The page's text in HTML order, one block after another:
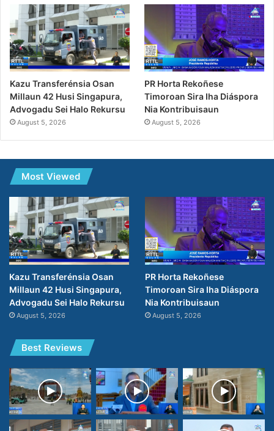
Kazu Transferénsia Osan
Millaun 42 Husi Singapura,
Advogadu Sei Halo Rekursu
August 5, 2026
PR Horta Rekoñese
Timoroan Sira Iha Diáspora
Nia Kontribuisaun
August 5, 2026
Most Viewed
Kazu Transferénsia Osan
Millaun 42 Husi Singapura,
Advogadu Sei Halo Rekursu
August 5, 2026
PR Horta Rekoñese
Timoroan Sira Iha Diáspora
Nia Kontribuisaun
August 5, 2026
Best Reviews